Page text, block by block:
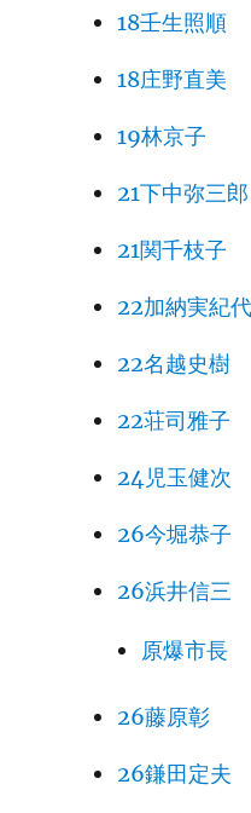
18壬生照順
18庄野直美
19林京子
21下中弥三郎
21関千枝子
22加納実紀代
22名越史樹
22荘司雅子
24児玉健次
26今堀恭子
26浜井信三
原爆市長
26藤原彰
26鎌田定夫